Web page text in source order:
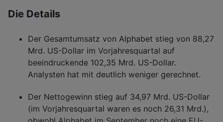
Die Details
Der Gesamtumsatz von Alphabet stieg von 88,27
Mrd. US-Dollar im Vorjahresquartal auf
beeindruckende 102,35 Mrd. US-Dollar.
Analysten hat mit deutlich weniger gerechnet.
Der Nettogewinn stieg auf 34,97 Mrd. US-Dollar
(im Vorjahresquartal waren es noch 26,31 Mrd.),